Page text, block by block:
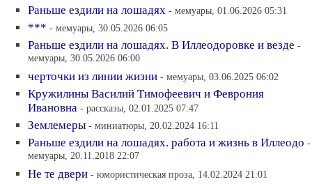
Раньше ездили на лошадях - мемуары, 01.06.2026 05:31
*** - мемуары, 30.05.2026 06:05
Раньше ездили на лошадях. В Иллеодоровке и везде -
мемуары, 30.05.2026 06:00
черточки из линии жизни - мемуары, 03.06.2025 06:02
Кружилины Василий Тимофеевич и Феврония
Ивановна - рассказы, 02.01.2025 07:47
Землемеры - миниатюры, 20.02.2024 16:11
Раньше ездили на лошадях. работа и жизнь в Иллеодо -
мемуары, 20.11.2018 22:07
Не те двери - юмористическая проза, 14.02.2024 21:01